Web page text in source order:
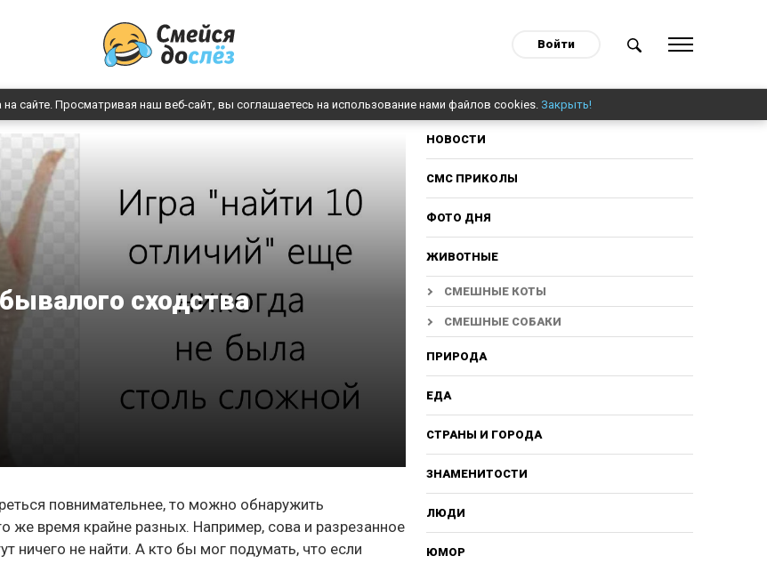
Войти
сайте. Просматривая наш веб-сайт, вы соглашаетесь на использование нами файлов cookies. Закрыть!
сходства
повнимательнее, то можно обнаружить
время крайне разных. Например, сова и разрезанное
ничего не найти. А кто бы мог подумать, что если
НОВОСТИ
СМС ПРИКОЛЫ
ФОТО ДНЯ
ЖИВОТНЫЕ
СМЕШНЫЕ КОТЫ
СМЕШНЫЕ СОБАКИ
ПРИРОДА
ЕДА
СТРАНЫ И ГОРОДА
ЗНАМЕНИТОСТИ
ЛЮДИ
ЮМОР